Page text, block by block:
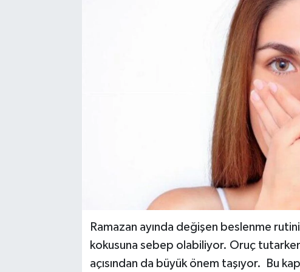
Ramazan ayında değişen beslenme
kokusuna sebep olabiliyor. Oruç
açısından da büyük önem taşıyor. Bu